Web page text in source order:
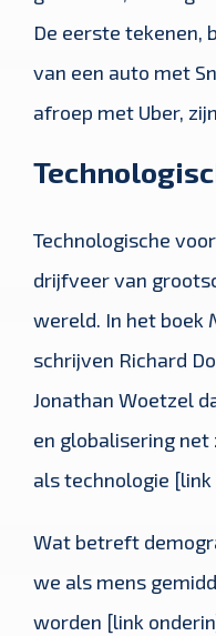
De eerste tekenen,
van een auto met
afroep met Uber,
Technologische
drijfveer van
wereld. In het boek
schrijven Richard
Jonathan Woetzel
en globalisering net
als technologie [link
Wat betreft
we als mens
worden [link